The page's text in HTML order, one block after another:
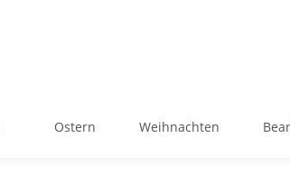
Ostern Weihnachten